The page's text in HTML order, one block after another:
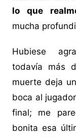
lo que
mucha
Hubiese
todavía más
muerte deja
boca al
final; me
bonita esa